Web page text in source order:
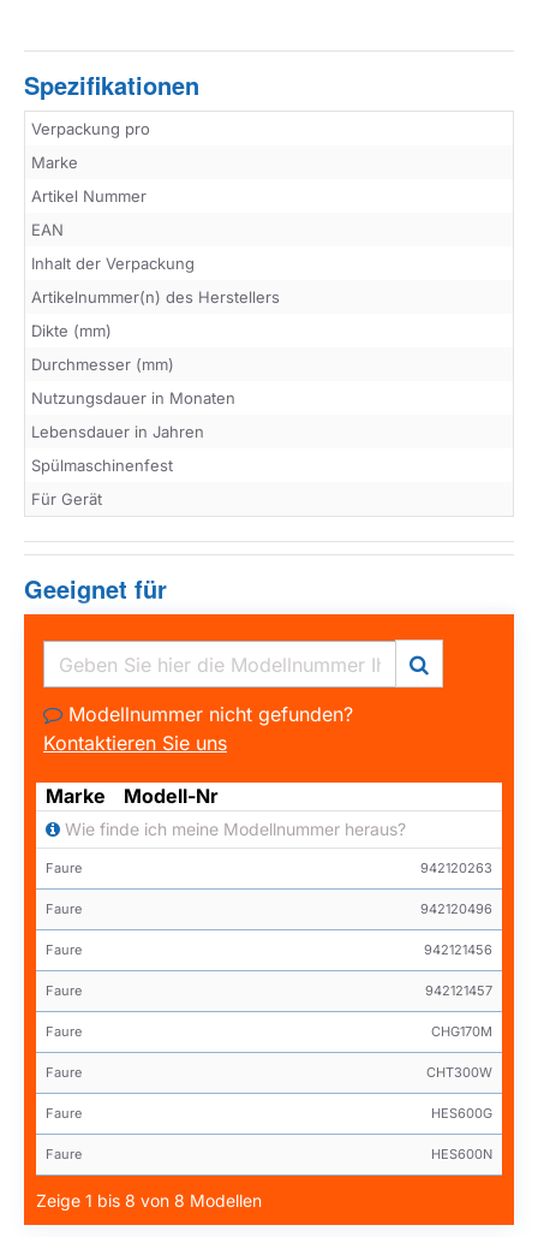
Spezifikationen
Verpackung pro
Marke
Artikel Nummer
EAN
Inhalt der Verpackung
Artikelnummer(n) des Herstellers
Dikte (mm)
Durchmesser (mm)
Nutzungsdauer in Monaten
Lebensdauer in Jahren
Spülmaschinenfest
Für Gerät
Geeignet für
Modellnummer nicht gefunden?
Kontaktieren Sie uns
Marke Modell-Nr
Wie finde ich meine Modellnummer heraus?
Faure 942120263
Faure 942120496
Faure 942121456
Faure 942121457
Faure CHG170M
Faure CHT300W
Faure HES600G
Faure HES600N
Zeige 1 bis 8 von 8 Modellen